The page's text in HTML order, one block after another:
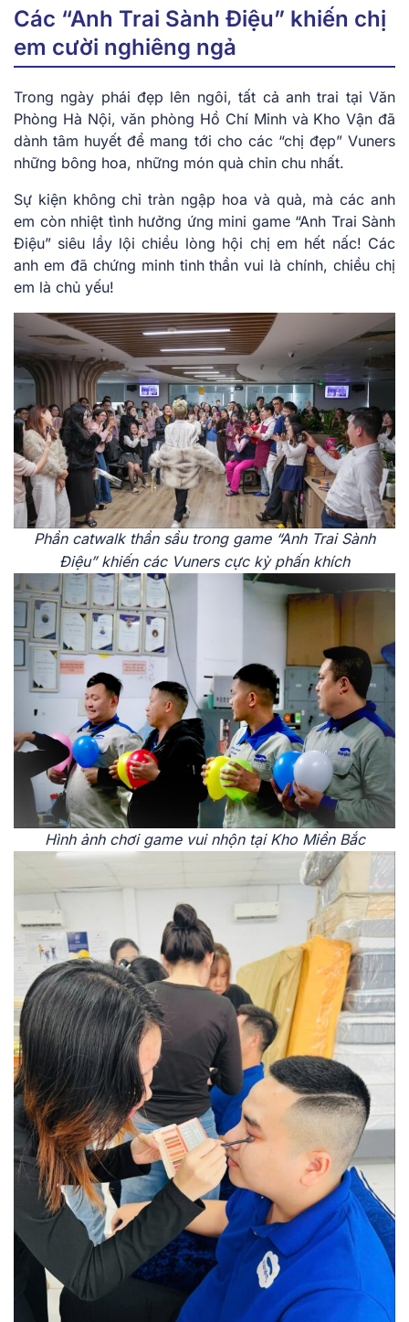
Các “Anh Trai Sành Điệu” khiến chị
em cười nghiêng ngả
Trong ngày phái đẹp lên ngôi, tất cả anh trai tại Văn
Phòng Hà Nội, văn phòng Hồ Chí Minh và Kho Vận đã
dành tâm huyết để mang tới cho các “chị đẹp” Vuners
những bông hoa, những món quà chỉn chu nhất.
Sự kiện không chỉ tràn ngập hoa và quà, mà các anh
em còn nhiệt tình hưởng ứng mini game “Anh Trai Sành
Điệu” siêu lầy lội chiều lòng hội chị em hết nấc! Các
anh em đã chứng minh tinh thần vui là chính, chiều chị
em là chủ yếu!
Phần catwalk thần sầu trong game “Anh Trai Sành
Điệu” khiến các Vuners cực kỳ phấn khích
Hình ảnh chơi game vui nhộn tại Kho Miền Bắc